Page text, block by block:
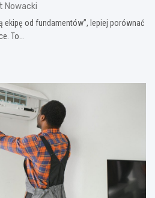
Nowacki
ekipę od fundamentów”, lepiej porównać
To…